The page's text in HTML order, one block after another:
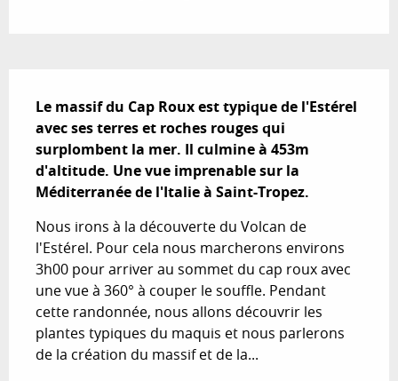
Le massif du Cap Roux est typique de l'Estérel
avec ses terres et roches rouges qui
surplombent la mer. Il culmine à 453m
d'altitude. Une vue imprenable sur la
Méditerranée de l'Italie à Saint-Tropez.
Nous irons à la découverte du Volcan de
l'Estérel. Pour cela nous marcherons environs
3h00 pour arriver au sommet du cap roux avec
une vue à 360° à couper le souffle. Pendant
cette randonnée, nous allons découvrir les
plantes typiques du maquis et nous parlerons
de la création du massif et de la...